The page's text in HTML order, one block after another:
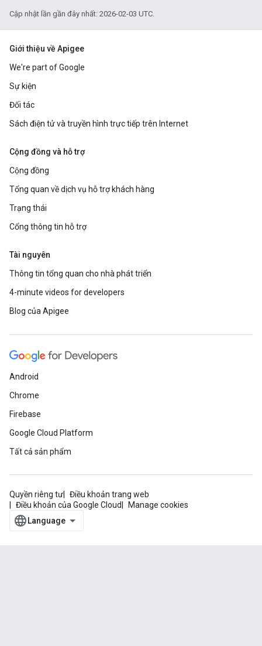
Cập nhật lần gần đây nhất: 2026-02-03 UTC.
Giới thiệu về Apigee
We're part of Google
Sự kiện
Đối tác
Sách điện tử và truyền hình trực tiếp trên Internet
Cộng đồng và hỗ trợ
Cộng đồng
Tổng quan về dịch vụ hỗ trợ khách hàng
Trạng thái
Cổng thông tin hỗ trợ
Tài nguyên
Thông tin tổng quan cho nhà phát triển
4-minute videos for developers
Blog của Apigee
Android
Chrome
Firebase
Google Cloud Platform
Tất cả sản phẩm
Quyền riêng tư
Điều khoản trang web
Điều khoản của Google Cloud
Manage cookies